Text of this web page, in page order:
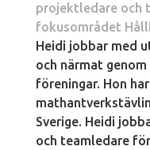
projektledare och
fokusområdet
Heidi jobbar med
och närmat
föreningar. Hon
Sverige. Heidi
och teamledare